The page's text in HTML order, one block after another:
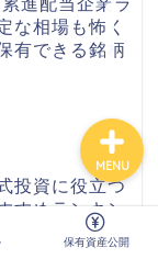
進配当企業ラ
な相場も怖く
有できる銘柄
投資に役立つ
すめランキン
保有資産公開
MENU